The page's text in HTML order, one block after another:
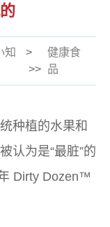
知
>
>>
健康食
品
种植的水果和
认为是“最脏”的
Dirty Dozen™